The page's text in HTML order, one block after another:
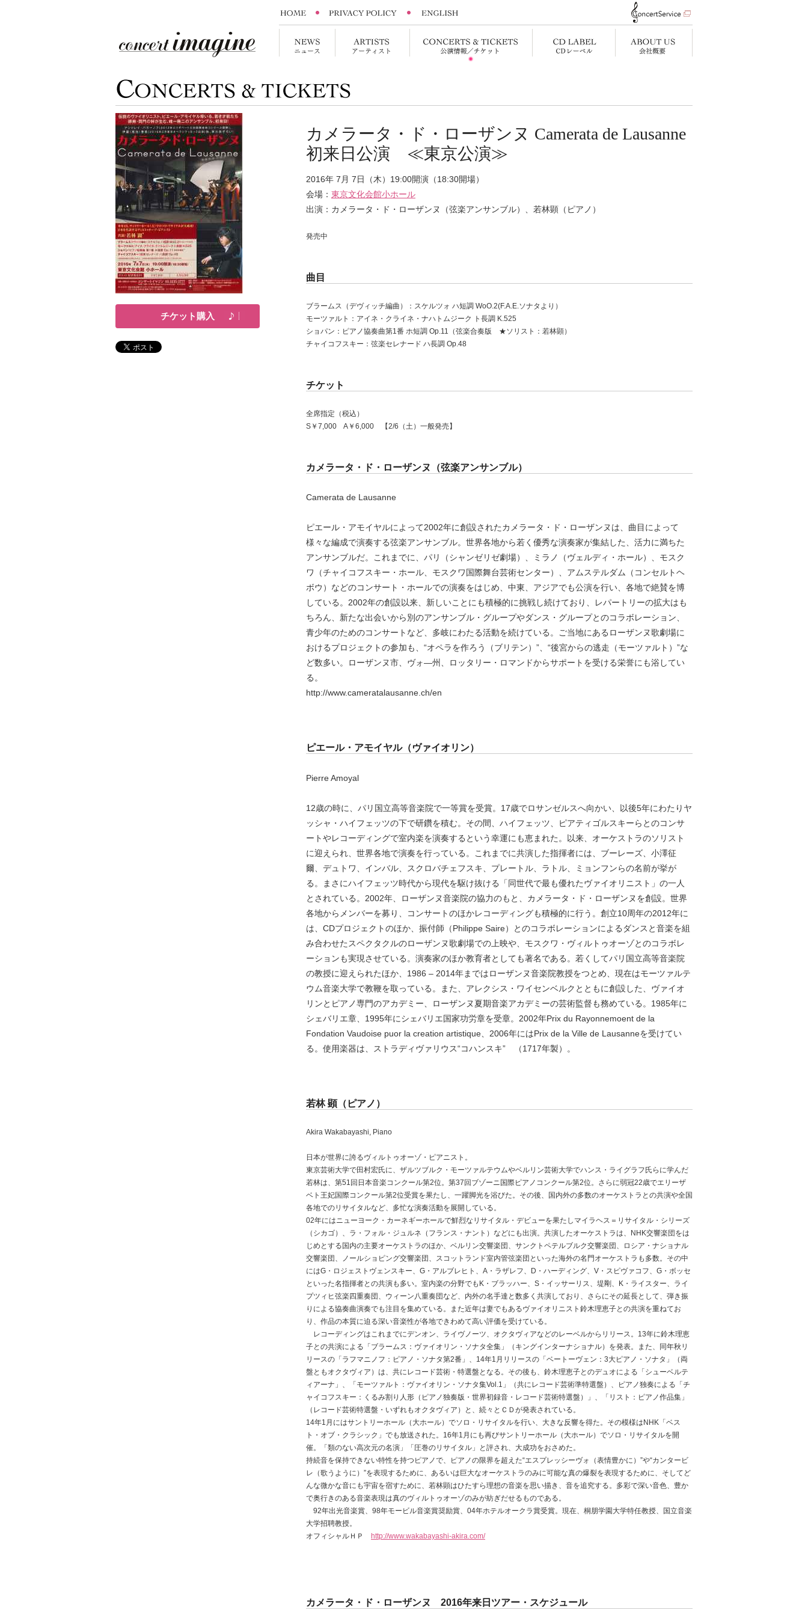
チケット購入
カメラータ・ド・ローザンヌ Camerata de Lausanne
初来日公演 ≪東京公演≫
2016年 7月 7日（木）19:00開演（18:30開場）
会場： 東京文化会館小ホール
出演：カメラータ・ド・ローザンヌ（弦楽アンサンブル）、若林顕（ピアノ）
発売中
曲目
ブラームス（デヴィッチ編曲）：スケルツォ ハ短調 WoO.2(F.A.E.ソナタより）
モーツァルト：アイネ・クライネ・ナハトムジーク ト長調 K.525
ショパン：ピアノ協奏曲第1番 ホ短調 Op.11（弦楽合奏版 ★ソリスト：若林顕）
チャイコフスキー：弦楽セレナード ハ長調 Op.48
チケット
全席指定（税込）
S￥7,000 A￥6,000 【2/6（土）一般発売】
カメラータ・ド・ローザンヌ（弦楽アンサンブル）
Camerata de Lausanne
ピエール・アモイヤルによって2002年に創設されたカメラータ・ド・ローザンヌは、曲目によって
様々な編成で演奏する弦楽アンサンブル。世界各地から若く優秀な演奏家が集結した、活力に満ちた
アンサンブルだ。これまでに、パリ（シャンゼリゼ劇場）、ミラノ（ヴェルディ・ホール）、モスク
ワ（チャイコフスキー・ホール、モスクワ国際舞台芸術センター）、アムステルダム（コンセルトヘ
ボウ）などのコンサート・ホールでの演奏をはじめ、中東、アジアでも公演を行い、各地で絶賛を博
している。2002年の創設以来、新しいことにも積極的に挑戦し続けており、レパートリーの拡大はも
ちろん、新たな出会いから別のアンサンブル・グループやダンス・グループとのコラボレーション、
青少年のためのコンサートなど、多岐にわたる活動を続けている。ご当地にあるローザンヌ歌劇場に
おけるプロジェクトの参加も、“オペラを作ろう（ブリテン）”、“後宮からの逃走（モーツァルト）”な
ど数多い。ローザンヌ市、ヴォ―州、ロッタリー・ロマンドからサポートを受ける栄誉にも浴してい
る。
http://www.cameratalausanne.ch/en
ピエール・アモイヤル（ヴァイオリン）
Pierre Amoyal
12歳の時に、パリ国立高等音楽院で一等賞を受賞。17歳でロサンゼルスへ向かい、以後5年にわたりヤ
ッシャ・ハイフェッツの下で研鑽を積む。その間、ハイフェッツ、ピアティゴルスキーらとのコンサ
ートやレコーディングで室内楽を演奏するという幸運にも恵まれた。以来、オーケストラのソリスト
に迎えられ、世界各地で演奏を行っている。これまでに共演した指揮者には、ブーレーズ、小澤征
爾、デュトワ、インバル、スクロバチェフスキ、プレートル、ラトル、ミョンフンらの名前が挙が
る。まさにハイフェッツ時代から現代を駆け抜ける「同世代で最も優れたヴァイオリニスト」の一人
とされている。2002年、ローザンヌ音楽院の協力のもと、カメラータ・ド・ローザンヌを創設。世界
各地からメンバーを募り、コンサートのほかレコーディングも積極的に行う。創立10周年の2012年に
は、CDプロジェクトのほか、振付師（Philippe Saire）とのコラボレーションによるダンスと音楽を組
み合わせたスペクタクルのローザンヌ歌劇場での上映や、モスクワ・ヴィルトゥオーゾとのコラボレ
ーションも実現させている。演奏家のほか教育者としても著名である。若くしてパリ国立高等音楽院
の教授に迎えられたほか、1986 – 2014年まではローザンヌ音楽院教授をつとめ、現在はモーツァルテ
ウム音楽大学で教鞭を取っている。また、アレクシス・ワイセンベルクとともに創設した、ヴァイオ
リンとピアノ専門のアカデミー、ローザンヌ夏期音楽アカデミーの芸術監督も務めている。1985年に
シェバリエ章、1995年にシェバリエ国家功労章を受章。2002年Prix du Rayonnemoent de la
Fondation Vaudoise puor la creation artistique、2006年にはPrix de la Ville de Lausanneを受けてい
る。使用楽器は、ストラディヴァリウス“コハンスキ” （1717年製）。
若林 顕（ピアノ）
Akira Wakabayashi, Piano
日本が世界に誇るヴィルトゥオーゾ・ピアニスト。
東京芸術大学で田村宏氏に、ザルツブルク・モーツァルテウムやベルリン芸術大学でハンス・ライグラフ氏らに学んだ
若林は、第51回日本音楽コンクール第2位。第37回ブゾーニ国際ピアノコンクール第2位。さらに弱冠22歳でエリーザ
ベト王妃国際コンクール第2位受賞を果たし、一躍脚光を浴びた。その後、国内外の多数のオーケストラとの共演や全国
各地でのリサイタルなど、多忙な演奏活動を展開している。
02年にはニューヨーク・カーネギーホールで鮮烈なリサイタル・デビューを果たしマイラヘス＝リサイタル・シリーズ
（シカゴ）、ラ・フォル・ジュルネ（フランス・ナント）などにも出演。共演したオーケストラは、NHK交響楽団をは
じめとする国内の主要オーケストラのほか、ベルリン交響楽団、サンクトペテルブルク交響楽団、ロシア・ナショナル
交響楽団、ノールショピング交響楽団、スコットランド室内管弦楽団といった海外の名門オーケストラも多数。その中
にはG・ロジェストヴェンスキー、G・アルブレヒト、A・ラザレフ、D・ハーディング、V・スピヴァコフ、G・ボッセ
といった名指揮者との共演も多い。室内楽の分野でもK・ブラッハー、S・イッサーリス、堤剛、K・ライスター、ライ
プツィヒ弦楽四重奏団、ウィーン八重奏団など、内外の名手達と数多く共演しており、さらにその延長として、弾き振
りによる協奏曲演奏でも注目を集めている。また近年は妻でもあるヴァイオリニスト鈴木理恵子との共演を重ねてお
り、作品の本質に迫る深い音楽性が各地できわめて高い評価を受けている。
レコーディングはこれまでにデンオン、ライヴノーツ、オクタヴィアなどのレーベルからリリース。13年に鈴木理恵
子との共演による「ブラームス：ヴァイオリン・ソナタ全集」（キングインターナショナル）を発表。また、同年秋リ
リースの「ラフマニノフ：ピアノ・ソナタ第2番」、14年1月リリースの「ベートーヴェン：3大ピアノ・ソナタ」（両
盤ともオクタヴィア）は、共にレコード芸術・特選盤となる。その後も、鈴木理恵子とのデュオによる「シューベルテ
ィアーナ」、「モーツァルト：ヴァイオリン・ソナタ集Vol.1」（共にレコード芸術準特選盤）、ピアノ独奏による「チ
ャイコフスキー：くるみ割り人形（ピアノ独奏版・世界初録音・レコード芸術特選盤）」、「リスト：ピアノ作品集」
（レコード芸術特選盤・いずれもオクタヴィア）と、続々とＣＤが発表されている。
14年1月にはサントリーホール（大ホール）でソロ・リサイタルを行い、大きな反響を得た。その模様はNHK「ベス
ト・オブ・クラシック」でも放送された。16年1月にも再びサントリーホール（大ホール）でソロ・リサイタルを開
催。「類のない高次元の名演」「圧巻のリサイタル」と評され、大成功をおさめた。
持続音を保持できない特性を持つピアノで、ピアノの限界を超えた“エスプレッシーヴォ（表情豊かに）”や“カンタービ
レ（歌うように）”を表現するために、あるいは巨大なオーケストラのみに可能な真の爆裂を表現するために、そしてど
んな微かな音にも宇宙を宿すために、若林顕はひたすら理想の音楽を思い描き、音を追究する。多彩で深い音色、豊か
で奥行きのある音楽表現は真のヴィルトゥオーゾのみが紡ぎだせるものである。
92年出光音楽賞、98年モービル音楽賞奨励賞、04年ホテルオークラ賞受賞。現在、桐朋学園大学特任教授、国立音楽
大学招聘教授。
オフィシャルＨＰ http://www.wakabayashi-akira.com/
カメラータ・ド・ローザンヌ 2016年来日ツアー・スケジュール